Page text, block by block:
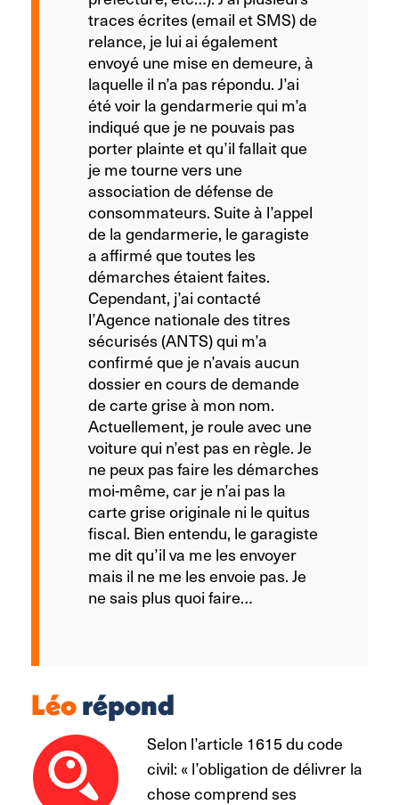
traces écrites (email et SMS) de
relance, je lui ai également
envoyé une mise en demeure, à
laquelle il n’a pas répondu. J’ai
été voir la gendarmerie qui m’a
indiqué que je ne pouvais pas
porter plainte et qu’il fallait que
je me tourne vers une
association de défense de
consommateurs. Suite à l’appel
de la gendarmerie, le garagiste
a affirmé que toutes les
démarches étaient faites.
Cependant, j’ai contacté
l’Agence nationale des titres
sécurisés (ANTS) qui m’a
confirmé que je n’avais aucun
dossier en cours de demande
de carte grise à mon nom.
Actuellement, je roule avec une
voiture qui n’est pas en règle. Je
ne peux pas faire les démarches
moi-même, car je n’ai pas la
carte grise originale ni le quitus
fiscal. Bien entendu, le garagiste
me dit qu’il va me les envoyer
mais il ne me les envoie pas. Je
ne sais plus quoi faire…
Léorépond
Selon l’article 1615 du code
civil: « l’obligation de délivrer la
chose comprend ses